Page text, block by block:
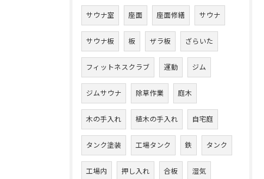
サウナ室 座面 座面修繕 サウナ
サウナ板 板 ザラ板 ざらいた
フィットネスクラブ 運動 ジム
ジムサウナ 除草作業 庭木
木の手入れ 植木の手入れ 自宅庭
タンク塗装 工場タンク 鉄 タンク
工場内 押し入れ 合板 湿気